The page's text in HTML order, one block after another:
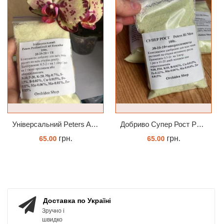
Універсальний Peters Allrounder 20-20-20+ТЕ
65.00грн.
Добриво Супер Рост Peters Hi Nitro 30-10-10 + мікроелементи
65.00грн.
Доставка по Україні
Зручно і
швидко